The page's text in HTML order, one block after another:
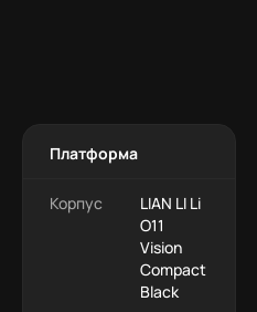
Платформа
Корпус
LIAN LI Li
O11
Vision
Compact
Black